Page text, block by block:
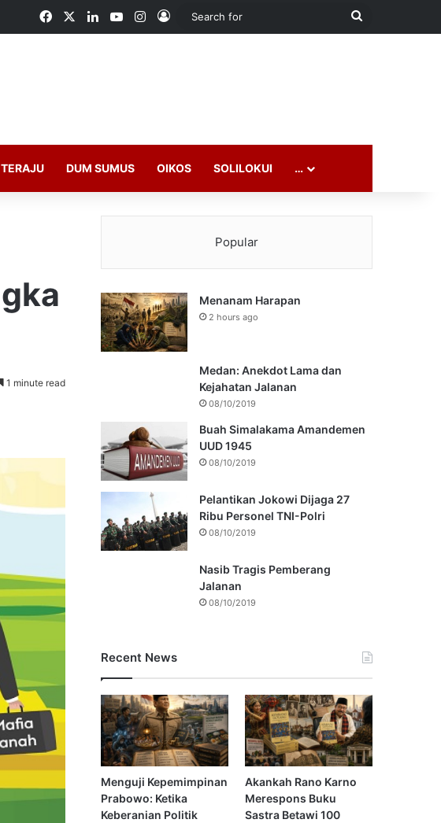
FacebookLinkedInYouTubeInstagram
Log In
Search
TERAJU DUM SUMUS OIKOS SOLILOKUI …
1 minute read
Popular
Menanam Harapan
2 hours ago
Medan: Anekdot Lama dan
Kejahatan Jalanan
08/10/2019
Buah Simalakama Amandemen
UUD 1945
08/10/2019
Pelantikan Jokowi Dijaga 27
Ribu Personel TNI-Polri
08/10/2019
Nasib Tragis Pemberang
Jalanan
08/10/2019
Recent News
Menguji Kepemimpinan
Prabowo: Ketika
Keberanian Politik
Akankah Rano Karno
Merespons Buku
Sastra Betawi 100